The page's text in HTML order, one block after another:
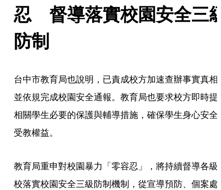
忍　督導落實校園安全三
防制
台中市教育局也說明，已責成校方加速查辦事實真相
並依規完成校園安全通報。教育局也要求校方即時提
相關學生必要的保護與輔導措施，確保學生身心安全
受教權益。
教育局重申對校園暴力「零容忍」，將持續督導各級
校落實校園安全三級防制機制，從宣導預防、個案處